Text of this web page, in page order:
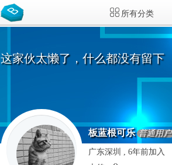
所有分类
这家伙太懒了，什么都没有留下
板蓝根可乐 普通用户
广东深圳 , 6年前加入